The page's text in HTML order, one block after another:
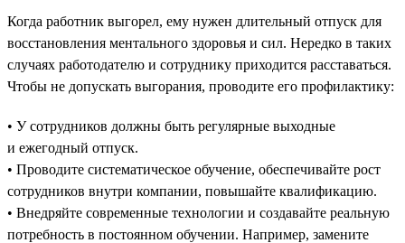
Когда работник выгорел, ему нужен длительный отпуск для
восстановления ментального здоровья и сил. Нередко в таких
случаях работодателю и сотруднику приходится расставаться.
Чтобы не допускать выгорания, проводите его профилактику:
• У сотрудников должны быть регулярные выходные
и ежегодный отпуск.
• Проводите систематическое обучение, обеспечивайте рост
сотрудников внутри компании, повышайте квалификацию.
• Внедряйте современные технологии и создавайте реальную
потребность в постоянном обучении. Например, замените